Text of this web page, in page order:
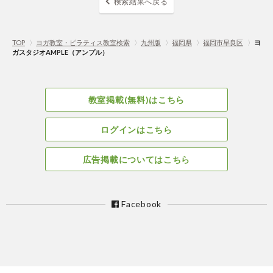
TOP 〉 ヨガ教室・ピラティス教室検索 〉 九州版 〉 福岡県 〉 福岡市早良区 〉 ヨ
ガスタジオAMPLE（アンプル）
教室掲載(無料)はこちら
ログインはこちら
広告掲載についてはこちら
Facebook